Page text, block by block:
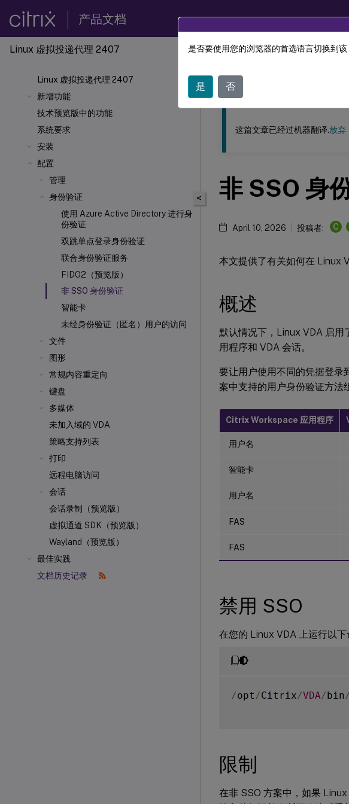
产品文档
Linux 虚拟投递代理 2407
Linux 虚拟投递代理 2407
新增功能
技术预览版中的功能
系统要求
安装
配置
管理
身份验证
使用 Azure Active Directory 进行身
份验证
双跳单点登录身份验证
联合身份验证服务
FIDO2（预览版）
非 SSO 身份验证
智能卡
未经身份验证（匿名）用户的访问
文件
图形
常规内容重定向
键盘
多媒体
未加入域的 VDA
策略支持列表
打印
远程电脑访问
会话
会话录制（预览版）
虚拟通道 SDK（预览版）
Wayland（预览版）
最佳实践
文档历史记录
此内容已经过机器动态翻译。
<
这篇文章已经过机器翻译.放弃
非 SSO 身
April 10, 2026 投稿者: C
本文提供了有关如何在 Linux
概述
默认情况下，Linux VDA 启用
用程序和 VDA 会话。
要让用户使用不同的凭据登录
案中支持的用户身份验证方法
Citrix Workspace 应用程序
用户名
智能卡
用户名
FAS
FAS
禁用 SSO
在您的 Linux VDA 上运行以下
/opt /Citrix/VDA/bin/
限制
在非 SSO 方案中，如果
是否要使用您的浏览器的首选语言切换到该
是 否